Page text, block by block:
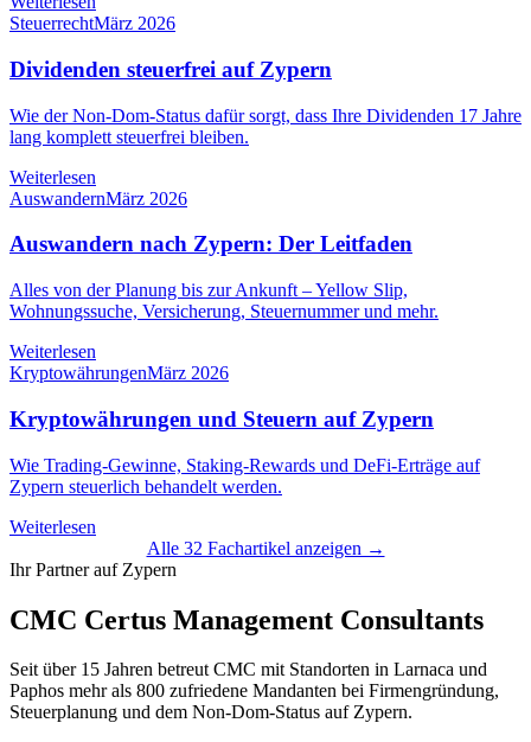
SteuerrechtMärz 2026
Dividenden steuerfrei auf Zypern
Wie der Non-Dom-Status dafür sorgt, dass Ihre Dividenden 17 Jahre
lang komplett steuerfrei bleiben.
Weiterlesen
AuswandernMärz 2026
Auswandern nach Zypern: Der Leitfaden
Alles von der Planung bis zur Ankunft – Yellow Slip,
Wohnungssuche, Versicherung, Steuernummer und mehr.
Weiterlesen
KryptowährungenMärz 2026
Kryptowährungen und Steuern auf Zypern
Wie Trading-Gewinne, Staking-Rewards und DeFi-Erträge auf
Zypern steuerlich behandelt werden.
Weiterlesen
Alle 32 Fachartikel anzeigen →
Ihr Partner auf Zypern
CMC Certus Management Consultants
Seit über 15 Jahren betreut CMC mit Standorten in Larnaca und
Paphos mehr als 800 zufriedene Mandanten bei Firmengründung,
Steuerplanung und dem Non-Dom-Status auf Zypern.